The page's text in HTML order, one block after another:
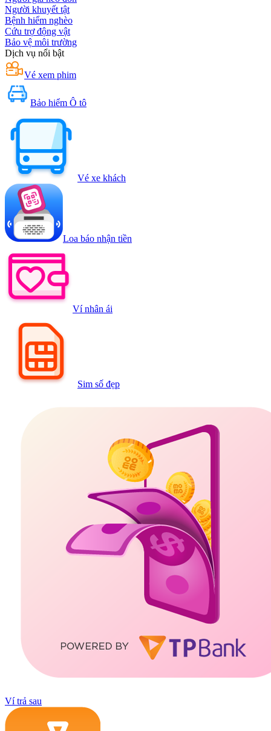
Người khuyết tật
Bệnh hiểm nghèo
Cứu trợ động vật
Bảo vệ môi trường
Dịch vụ nổi bật
Vé xem phim
Bảo hiểm Ô tô
Vé xe khách
Loa báo nhận tiền
Ví nhân ái
Sim số đẹp
Ví trả sau